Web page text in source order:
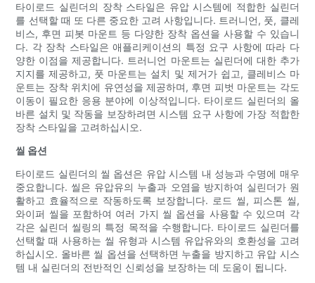
타이로드 실린더의 장착 스타일은 유압 시스템에 적합한 실린더
를 선택할 때 또 다른 중요한 고려 사항입니다. 트러니언, 풋, 클레
비스, 후면 피봇 마운트 등 다양한 장착 옵션을 사용할 수 있습니
다. 각 장착 스타일은 애플리케이션의 특정 요구 사항에 따라 다
양한 이점을 제공합니다. 트러니언 마운트는 실린더에 대한 추가
지지를 제공하고, 풋 마운트는 설치 및 제거가 쉽고, 클레비스 마
운트는 장착 위치에 유연성을 제공하며, 후면 피벗 마운트는 각도
이동이 필요한 응용 분야에 이상적입니다. 타이로드 실린더의 올
바른 설치 및 작동을 보장하려면 시스템 요구 사항에 가장 적합한
장착 스타일을 고려하십시오.
씰 옵션
타이로드 실린더의 씰 옵션은 유압 시스템 내 성능과 수명에 매우
중요합니다. 씰은 유압유의 누출과 오염을 방지하여 실린더가 원
활하고 효율적으로 작동하도록 보장합니다. 로드 씰, 피스톤 씰,
와이퍼 씰을 포함하여 여러 가지 씰 옵션을 사용할 수 있으며 각
각은 실린더 씰링의 특정 목적을 수행합니다. 타이로드 실린더를
선택할 때 사용하는 씰 유형과 시스템 유압유와의 호환성을 고려
하십시오. 올바른 씰 옵션을 선택하면 누출을 방지하고 유압 시스
템 내 실린더의 전반적인 신뢰성을 보장하는 데 도움이 됩니다.